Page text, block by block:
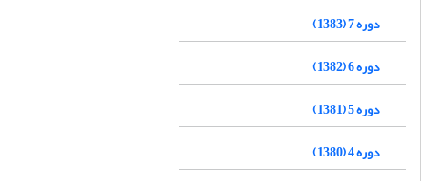
دوره 7 (1383)
دوره 6 (1382)
دوره 5 (1381)
دوره 4 (1380)